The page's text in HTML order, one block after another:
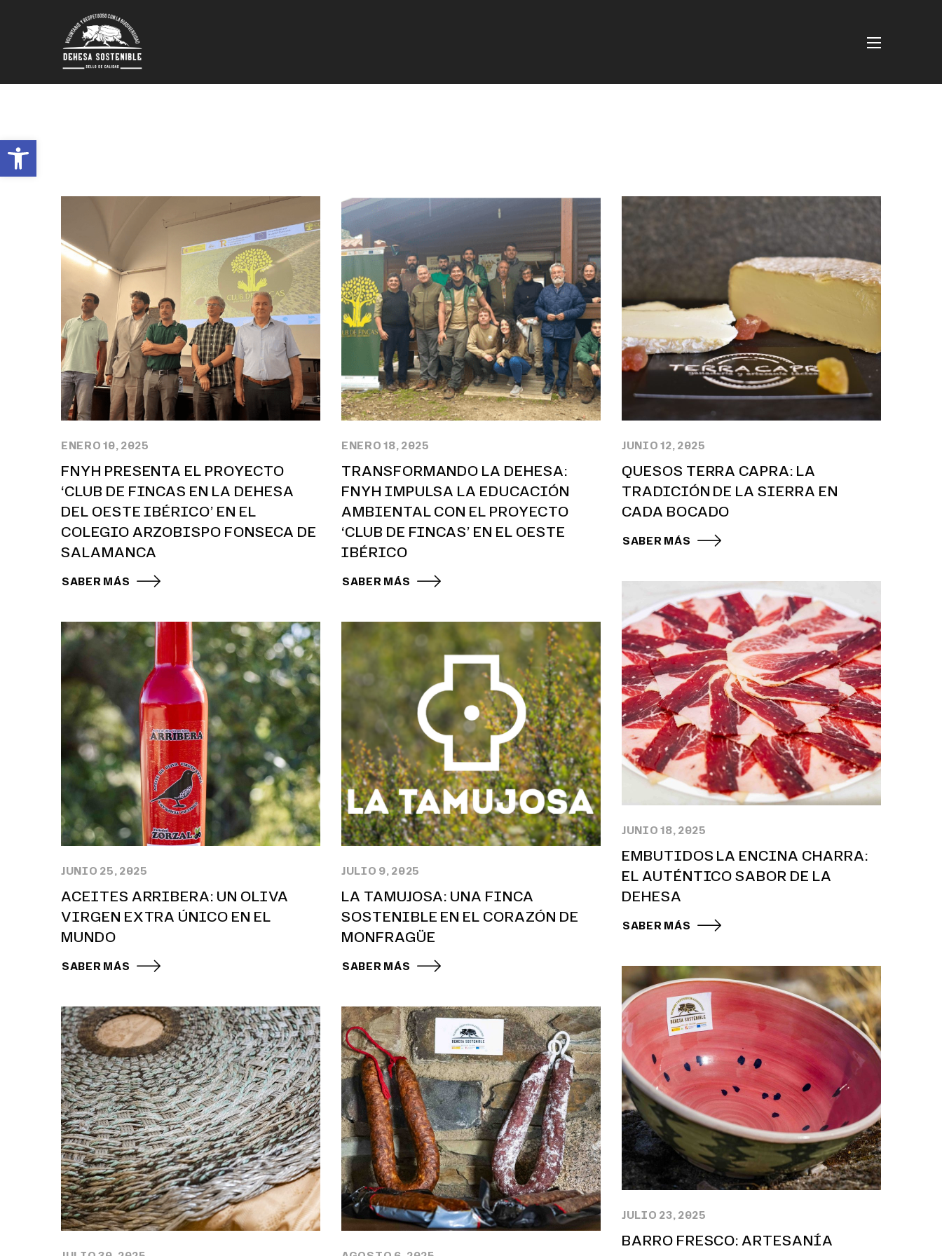
Abrir barra de herramientas
ENERO 10, 2025
FNYH PRESENTA EL PROYECTO
‘CLUB DE FINCAS EN LA DEHESA
DEL OESTE IBÉRICO’ EN EL
COLEGIO ARZOBISPO FONSECA DE
SALAMANCA
SABER MÁS
ENERO 18, 2025
TRANSFORMANDO LA DEHESA:
FNYH IMPULSA LA EDUCACIÓN
AMBIENTAL CON EL PROYECTO
‘CLUB DE FINCAS’ EN EL OESTE
IBÉRICO
SABER MÁS
JUNIO 12, 2025
QUESOS TERRA CAPRA: LA
TRADICIÓN DE LA SIERRA EN
CADA BOCADO
SABER MÁS
JUNIO 18, 2025
EMBUTIDOS LA ENCINA CHARRA:
EL AUTÉNTICO SABOR DE LA
DEHESA
SABER MÁS
JUNIO 25, 2025
ACEITES ARRIBERA: UN OLIVA
VIRGEN EXTRA ÚNICO EN EL
MUNDO
SABER MÁS
JULIO 9, 2025
LA TAMUJOSA: UNA FINCA
SOSTENIBLE EN EL CORAZÓN DE
MONFRAGÜE
SABER MÁS
JULIO 23, 2025
BARRO FRESCO: ARTESANÍA